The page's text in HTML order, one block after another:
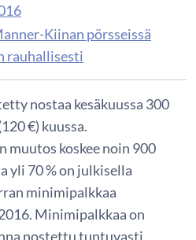
Kiinan pörsseissä
rauhallisesti
nostaa kesäkuussa 300
€) kuussa.
muutos koskee noin 900
yli 70 % on julkisella
minimipalkkaa
Minimipalkkaa on
nostettu tuntuvasti,